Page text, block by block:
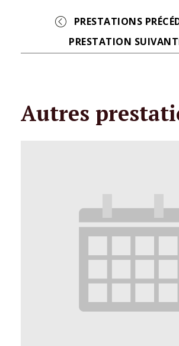
Event
Navigation
Autres